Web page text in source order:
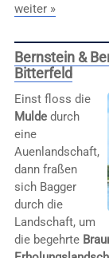
weiter »
Bernstein &
Bitterfeld
Einst floss die
Muldedurch
eine
Auenlandschaft,
dann fraßen
sich Bagger
durch die
Landschaft, um
die begehrte